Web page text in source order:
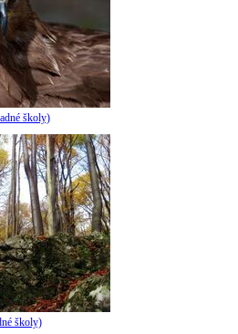
školy)
školy)